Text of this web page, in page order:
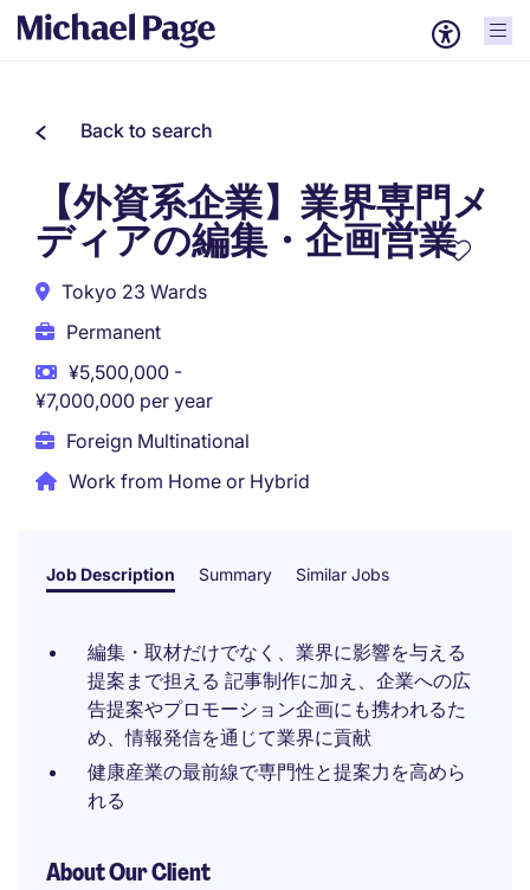
Back to search
【外資系企業】業界専門メ
ディアの編集・企画営業
Tokyo 23 Wards
Permanent
¥5,500,000 -
¥7,000,000 per year
Foreign Multinational
Work from Home or Hybrid
Job Description Summary Similar Jobs
編集・取材だけでなく、業界に影響を与える
提案まで担える 記事制作に加え、企業への広
告提案やプロモーション企画にも携われるた
め、情報発信を通じて業界に貢献
健康産業の最前線で専門性と提案力を高めら
れる
About Our Client